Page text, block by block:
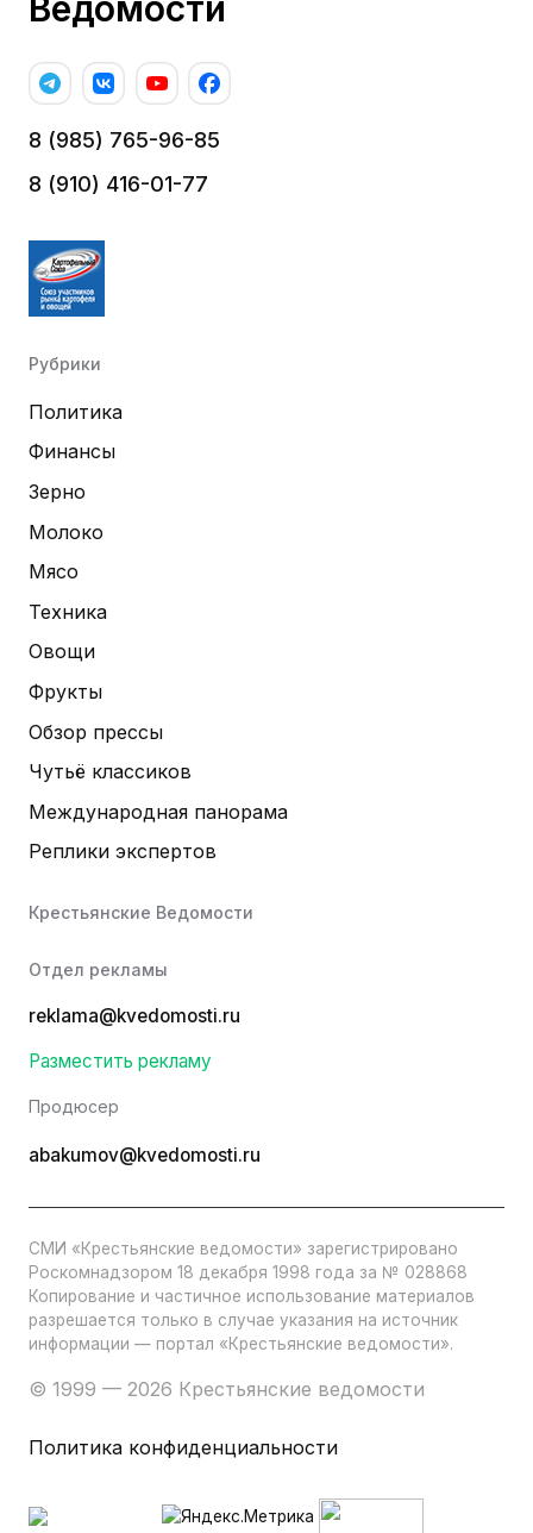
8 (985) 765-96-85
8 (910) 416-01-77
Рубрики
Политика
Финансы
Зерно
Молоко
Мясо
Техника
Овощи
Фрукты
Обзор прессы
Чутьё классиков
Международная панорама
Реплики экспертов
Крестьянские Ведомости
Отдел рекламы
reklama@kvedomosti.ru
Разместить рекламу
Продюсер
abakumov@kvedomosti.ru
СМИ «Крестьянские ведомости» зарегистрировано
Роскомнадзором 18 декабря 1998 года за № 028868
Копирование и частичное использование материалов
разрешается только в случае указания на источник
информации — портал «Крестьянские ведомости».
© 1999 — 2026 Крестьянские ведомости
Политика конфиденциальности